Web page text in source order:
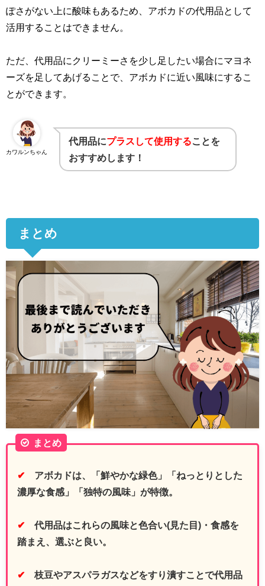
ぽさがない上に酸味もあるため、アボカドの代用品として
活用することはできません。
ただ、代用品にクリーミーさを少し足したい場合にマヨネ
ーズを足してあげることで、アボカドに近い風味にするこ
とができます。
カワルンちゃん
代用品にプラスして使用することを
おすすめします！
まとめ
まとめ
✔
アボカドは、「鮮やかな緑色」「ねっとりとした
濃厚な食感」「独特の風味」が特徴。
✔ 代用品はこれらの風味と色合い(見た目)・食感を
踏まえ、選ぶと良い。
✔ 枝豆やアスパラガスなどをすり潰すことで代用品